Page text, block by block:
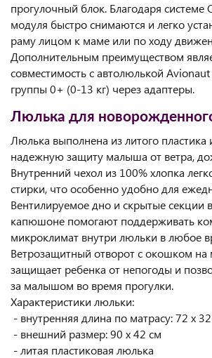
прогулочный блок. Благодаря системе
модуля быстро снимаются и легко
раму лицом к маме или по ходу
Дополнительным преимуществом
совместимость с автолюлькой
группы 0+ (0-13 кг) через адаптеры.
Люлька для
Люлька выполнена из литого пластика
надежную защиту малыша от ветра,
Внутренний чехол из 100% хлопка
стирки, что особенно удобно для
Вентилируемое дно и скрытые секции
капюшоне помогают поддерживать
микроклимат внутри люльки в любое
Ветрозащитный отворот с окошком на
защищает ребенка от непогоды и
за малышом во время прогулки.
Характеристики люльки:
- внутренняя длина по матрасу: 72 x
- внешний размер: 90 x 42 см
- литая пластиковая люлька